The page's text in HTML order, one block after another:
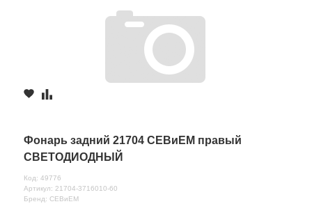
Фонарь задний 21704 СЕВиЕМ правый
СВЕТОДИОДНЫЙ
Код: 49776
Артикул: 21704-3716010-60
Бренд: СЕВиЕМ